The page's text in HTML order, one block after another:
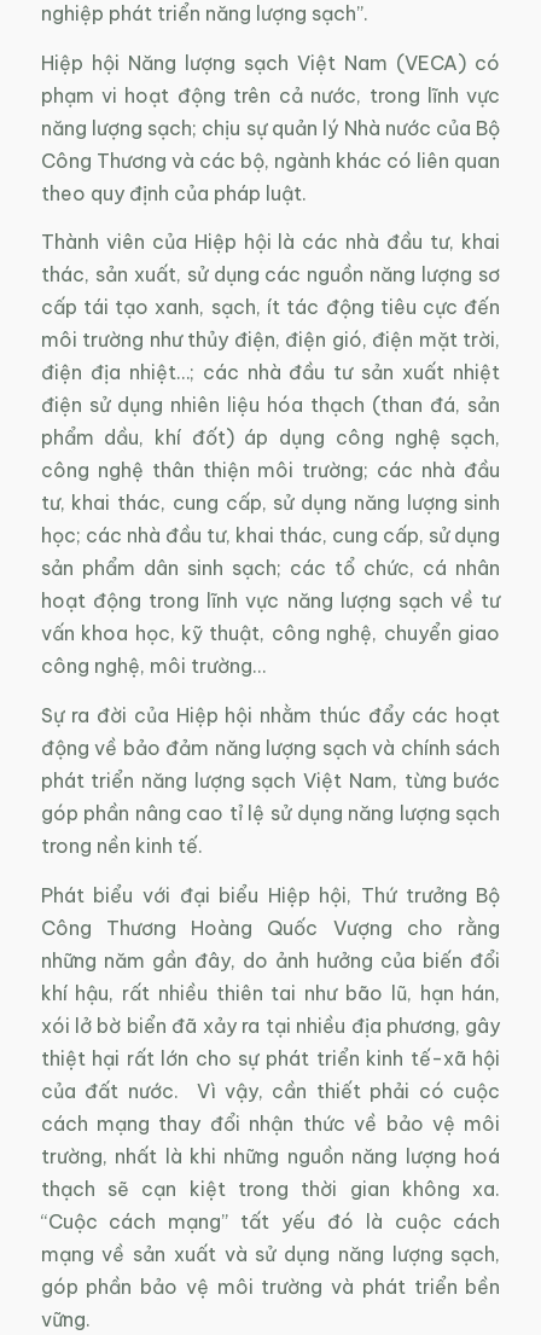
nghiệp phát triển năng lượng sạch”.
Hiệp hội Năng lượng sạch Việt Nam (VECA) có
phạm vi hoạt động trên cả nước, trong lĩnh vực
năng lượng sạch; chịu sự quản lý Nhà nước của Bộ
Công Thương và các bộ, ngành khác có liên quan
theo quy định của pháp luật.
Thành viên của Hiệp hội là các nhà đầu tư, khai
thác, sản xuất, sử dụng các nguồn năng lượng sơ
cấp tái tạo xanh, sạch, ít tác động tiêu cực đến
môi trường như thủy điện, điện gió, điện mặt trời,
điện địa nhiệt…; các nhà đầu tư sản xuất nhiệt
điện sử dụng nhiên liệu hóa thạch (than đá, sản
phẩm dầu, khí đốt) áp dụng công nghệ sạch,
công nghệ thân thiện môi trường; các nhà đầu
tư, khai thác, cung cấp, sử dụng năng lượng sinh
học; các nhà đầu tư, khai thác, cung cấp, sử dụng
sản phẩm dân sinh sạch; các tổ chức, cá nhân
hoạt động trong lĩnh vực năng lượng sạch về tư
vấn khoa học, kỹ thuật, công nghệ, chuyển giao
công nghệ, môi trường…
Sự ra đời của Hiệp hội nhằm thúc đẩy các hoạt
động về bảo đảm năng lượng sạch và chính sách
phát triển năng lượng sạch Việt Nam, từng bước
góp phần nâng cao tỉ lệ sử dụng năng lượng sạch
trong nền kinh tế.
Phát biểu với đại biểu Hiệp hội, Thứ trưởng Bộ
Công Thương Hoàng Quốc Vượng cho rằng
những năm gần đây, do ảnh hưởng của biến đổi
khí hậu, rất nhiều thiên tai như bão lũ, hạn hán,
xói lở bờ biển đã xảy ra tại nhiều địa phương, gây
thiệt hại rất lớn cho sự phát triển kinh tế-xã hội
của đất nước. Vì vậy, cần thiết phải có cuộc
cách mạng thay đổi nhận thức về bảo vệ môi
trường, nhất là khi những nguồn năng lượng hoá
thạch sẽ cạn kiệt trong thời gian không xa.
“Cuộc cách mạng” tất yếu đó là cuộc cách
mạng về sản xuất và sử dụng năng lượng sạch,
góp phần bảo vệ môi trường và phát triển bền
vững.